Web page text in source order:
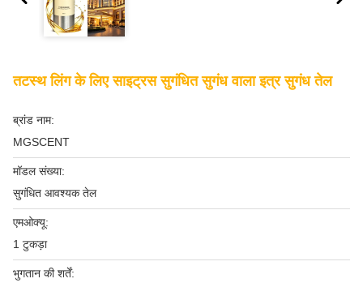
तटस्थ लिंग के लिए साइट्रस सुगंधित सुगंध वाला इत्र सुगंध तेल
ब्रांड नाम:
MGSCENT
मॉडल संख्या:
सुगंधित आवश्यक तेल
एमओक्यू:
1 टुकड़ा
भुगतान की शर्तें: